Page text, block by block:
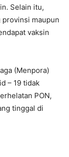
Selain itu,
maupun
vaksin
(Menpora)
– 19 tidak
PON,
tinggal di